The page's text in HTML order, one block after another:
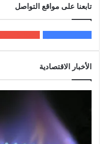
تابعنا على مواقع التواصل
الأخبار الاقتصادية